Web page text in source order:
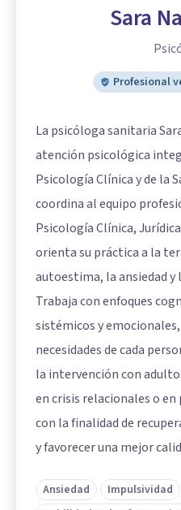
Sara
Profesional
La psicóloga sanitaria
atención psicológica
Psicología Clínica y de la
coordina al equipo
Psicología Clínica,
orienta su práctica a la
autoestima, la ansiedad
Trabaja con enfoques
sistémicos y
necesidades de cada
la intervención con
en crisis relacionales o
con la finalidad de
y favorecer una mejor
Ansiedad
Impulsividad